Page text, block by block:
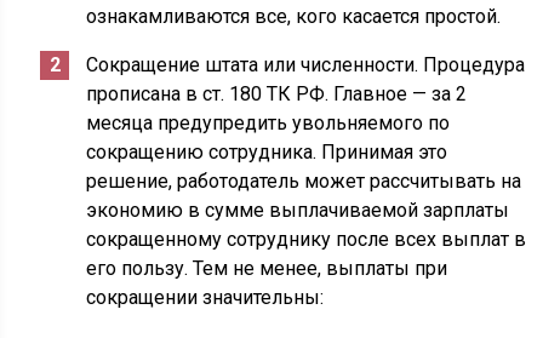
ознакамливаются все, кого касается простой.
Сокращение штата или численности. Процедура
прописана в ст. 180 ТК РФ. Главное — за 2
месяца предупредить увольняемого по
сокращению сотрудника. Принимая это
решение, работодатель может рассчитывать на
экономию в сумме выплачиваемой зарплаты
сокращенному сотруднику после всех выплат в
его пользу. Тем не менее, выплаты при
сокращении значительны: